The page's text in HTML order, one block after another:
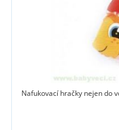
Nafukovací hračky nejen do